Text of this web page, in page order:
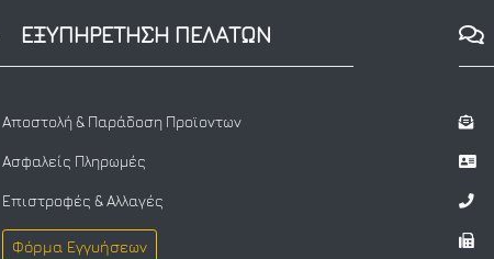
ΕΞΥΠΗΡΕΤΗΣΗ ΠΕΛΑΤΩΝ
Αποστολή & Παράδοση Προϊοντων
Ασφαλείς Πληρωμές
Επιστροφές & Αλλαγές
Φόρμα Εγγυήσεων